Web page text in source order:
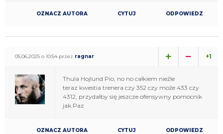
OZNACZ AUTORA CYTUJ ODPOWIEDZ
05.06.2025 o 10:54 przez ragnar +1
Thula Hojlund Pio, no no całkiem nieźle
teraz kwestia trenera czy 352 czy może 433 czy
4312, przydałby się jeszcze ofensywny pomocnik
jak Paz
OZNACZ AUTORA CYTUJ ODPOWIEDZ